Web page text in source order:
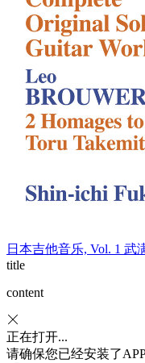
日本吉他音乐, Vol. 1 武
title
content
正在打开...
请确保您已经安装了